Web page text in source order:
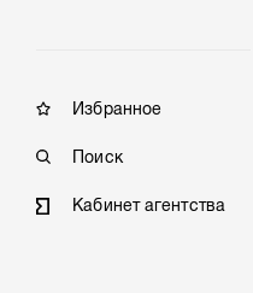
Избранное
Поиск
Кабинет агентства